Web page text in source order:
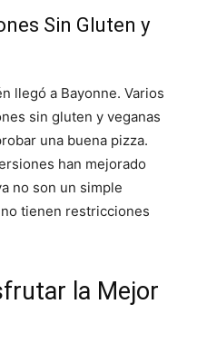
Sin Gluten y
llegó a Bayonne. Varios
sin gluten y veganas
una buena pizza.
han mejorado
no son un simple
tienen restricciones
la Mejor